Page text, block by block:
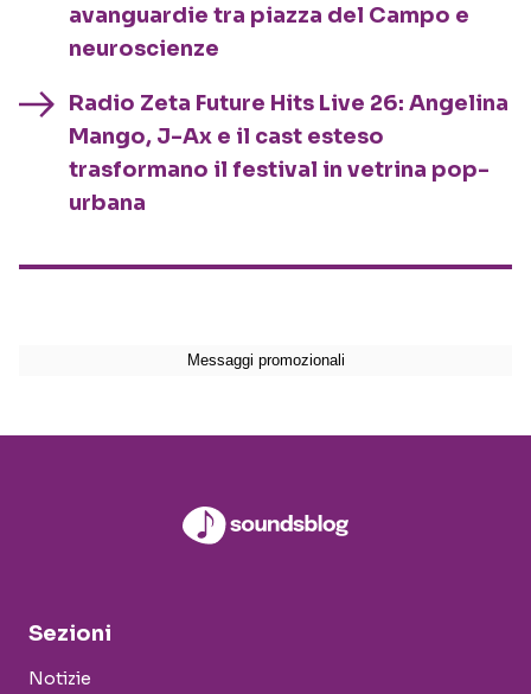
avanguardie tra piazza del Campo e
neuroscienze
Radio Zeta Future Hits Live 26: Angelina
Mango, J-Ax e il cast esteso
trasformano il festival in vetrina pop-
urbana
Sezioni
Notizie